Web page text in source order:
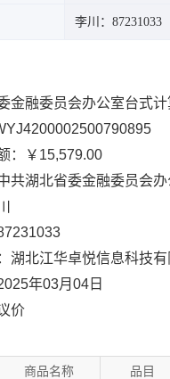
李川：87231033
金融委员会办公室台式
：
￥15,579.00
共湖北省委金融委员会办
湖北江华卓悦信息科技有
年03月04日
价
商品名称 品目